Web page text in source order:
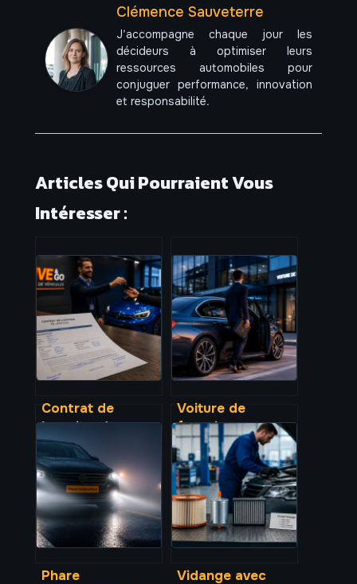
Clémence Sauveterre
J’accompagne chaque jour les
décideurs à optimiser leurs
ressources automobiles pour
conjuguer performance, innovation
et responsabilité.
Articles Qui Pourraient Vous
Intéresser :
Contrat de
location de
voiture : le piège
de la franchise
qui peut vous
coûter des
milliers d’euros
Voiture de
fonction pour
cadre : critères
de choix, fiscalité
et modèles
adaptés
Phare
Vidange avec